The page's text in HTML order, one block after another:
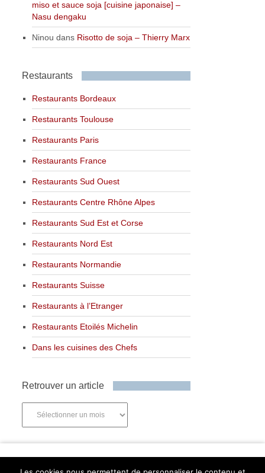
miso et sauce soja [cuisine japonaise] –
Nasu dengaku
Ninou dans Risotto de soja – Thierry Marx
Restaurants
Restaurants Bordeaux
Restaurants Toulouse
Restaurants Paris
Restaurants France
Restaurants Sud Ouest
Restaurants Centre Rhône Alpes
Restaurants Sud Est et Corse
Restaurants Nord Est
Restaurants Normandie
Restaurants Suisse
Restaurants à l’Etranger
Restaurants Etoilés Michelin
Dans les cuisines des Chefs
Retrouver un article